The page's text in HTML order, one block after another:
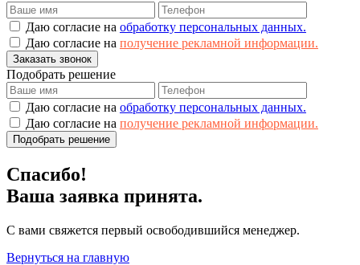
Даю согласие на обработку персональных данных.
Даю согласие на получение рекламной информации.
Заказать звонок
Подобрать решение
Даю согласие на обработку персональных данных.
Даю согласие на получение рекламной информации.
Подобрать решение
Спасибо!
Ваша заявка принята.
С вами свяжется первый освободившийся менеджер.
Вернуться на главную